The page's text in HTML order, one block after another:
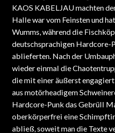
KAOS KABELJAU machten
Halle war vom Feinsten und
Wumms, während die
deutschsprachigen Hardcore-
ablieferten. Nach der
wieder einmal die
die mit einer äußerst
aus motörheadigem
Hardcore-Punk das Gebrüll
oberkörperfrei eine
abließ, soweit man die Texte